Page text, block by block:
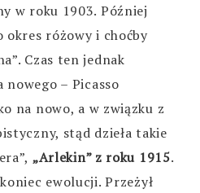
w roku 1903. Później
okres różowy i choćby
Czas ten jednak
– Picasso
na nowo, a w związku z
stąd dzieła takie
„Arlekin” z roku 1915.
ewolucji. Przeżył